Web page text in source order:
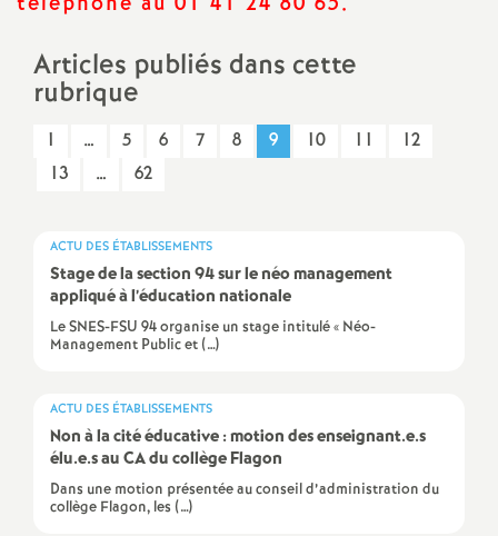
i
n
a
d
e
Articles publiés dans cette
rubrique
1 … 5 6 7 8 9 10 11
12
13
… 62
ACTU DES ÉTABLISSEMENTS
Stage de la section 94 sur le néo management
appliqué à l’éducation nationale
Le SNES-FSU 94 organise un stage intitulé « Néo-
Management Public et (…)
ACTU DES ÉTABLISSEMENTS
Non à la cité éducative : motion des enseignant.e.s
élu.e.s auCAdu collège Flagon
Dans une motion présentée au conseil d’administration du
collège Flagon, les (…)